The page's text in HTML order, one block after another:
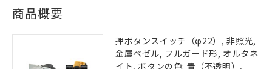
商品概要
押ボタンスイッチ（φ22）, 非照光,
金属ベゼル, フルガード形, オルタネ
イト, ボタンの色: 青（不透明）,